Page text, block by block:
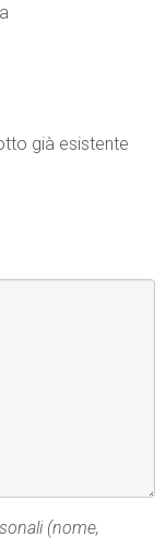
già esistente
(nome,